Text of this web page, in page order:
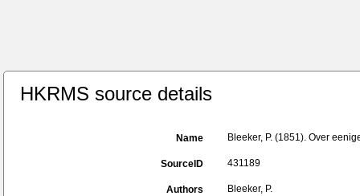
HKRMS source details
Name Bleeker, P. (1851). Over
SourceID 431189
Authors Bleeker, P.